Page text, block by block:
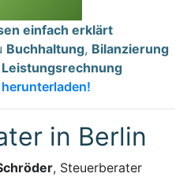
einfach erklärt
Buchhaltung, Bilanzierung
in Berlin
, Steuerberater